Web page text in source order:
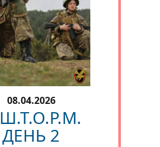
08.04.2026
Ш.Т.О.Р.М.
ДЕНЬ 2